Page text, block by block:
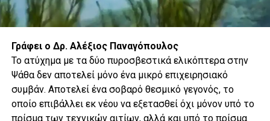
Η φθηνή πίστωση, η υπερκατανάλωση, ο
εύκολος δανεισμός και η ψευδαίσθηση μιας
αέναης ευημερίας δημιούργησαν την
εντύπωση μιας κοινωνίας που δήθεν προόδευε.
Στην πραγματικότητα όμως η παραγωγική
βάση συρρικνωνόταν, η δημογραφική κρίση
επιδεινωνόταν και η κοινωνική συνοχή
Γράφει ο Δρ. Αλέξιος Παναγόπουλος
Το ατύχημα με τα δύο πυροσβεστικά ελικόπτερα στην
Ψάθα δεν αποτελεί μόνο ένα μικρό επιχειρησιακό
συμβάν. Αποτελεί ένα σοβαρό θεσμικό γεγονός, το
οποίο επιβάλλει εκ νέου να εξετασθεί όχι μόνον υπό το
πρίσμα των τεχνικών αιτίων, αλλά και υπό το πρίσμα